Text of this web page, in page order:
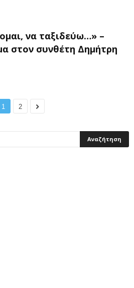
να ταξιδεύω…» –
στον συνθέτη Δημήτρη
1 2